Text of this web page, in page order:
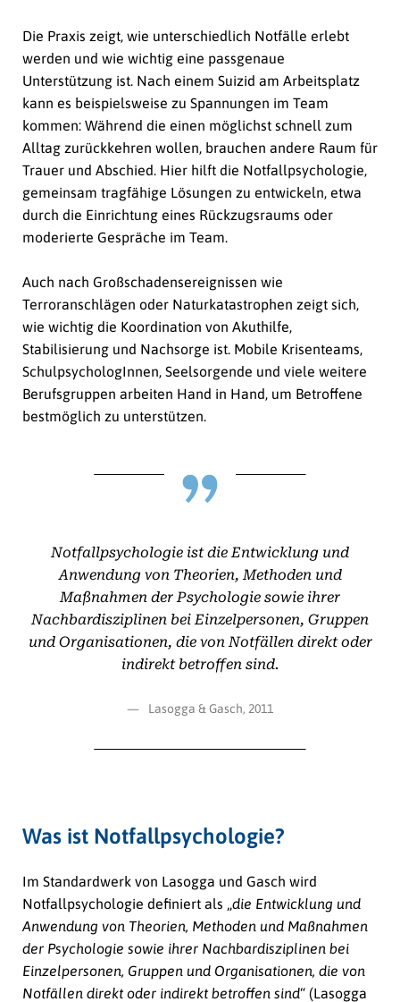
Die Praxis zeigt, wie unterschiedlich Notfälle erlebt
werden und wie wichtig eine passgenaue
Unterstützung ist. Nach einem Suizid am Arbeitsplatz
kann es beispielsweise zu Spannungen im Team
kommen: Während die einen möglichst schnell zum
Alltag zurückkehren wollen, brauchen andere Raum für
Trauer und Abschied. Hier hilft die Notfallpsychologie,
gemeinsam tragfähige Lösungen zu entwickeln, etwa
durch die Einrichtung eines Rückzugsraums oder
moderierte Gespräche im Team.
Auch nach Großschadensereignissen wie
Terroranschlägen oder Naturkatastrophen zeigt sich,
wie wichtig die Koordination von Akuthilfe,
Stabilisierung und Nachsorge ist. Mobile Krisenteams,
SchulpsychologInnen, Seelsorgende und viele weitere
Berufsgruppen arbeiten Hand in Hand, um Betroffene
bestmöglich zu unterstützen.
Notfallpsychologie ist die Entwicklung und
Anwendung von Theorien, Methoden und
Maßnahmen der Psychologie sowie ihrer
Nachbardisziplinen bei Einzelpersonen, Gruppen
und Organisationen, die von Notfällen direkt oder
indirekt betroffen sind.
Lasogga & Gasch, 2011
Was ist Notfallpsychologie?
Im Standardwerk von Lasogga und Gasch wird
Notfallpsychologie definiert als „die Entwicklung und
Anwendung von Theorien, Methoden und Maßnahmen
der Psychologie sowie ihrer Nachbardisziplinen bei
Einzelpersonen, Gruppen und Organisationen, die von
Notfällen direkt oder indirekt betroffen sind“ (Lasogga